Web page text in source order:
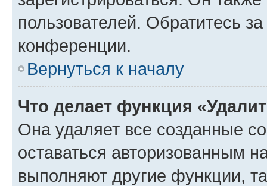
пользователей. Обратитесь
конференции.
Вернуться к началу
Что делает функция
Она удаляет все созданные
оставаться авторизованным
выполняют другие функции,